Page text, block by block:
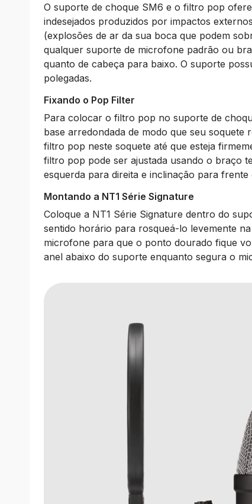
O suporte de choque SM6 e o filtro pop
indesejados produzidos por impactos
(explosões de ar da sua boca que podem
qualquer suporte de microfone padrão ou
quanto de cabeça para baixo. O suporte
polegadas.
Fixando o Pop Filter
Para colocar o filtro pop no suporte de
base arredondada de modo que seu soquete
filtro pop neste soquete até que esteja
filtro pop pode ser ajustada usando o braço
esquerda para direita e inclinação para frente
Montando a NT1 Série Signature
Coloque a NT1 Série Signature dentro do
sentido horário para rosqueá-lo levemente
microfone para que o ponto dourado fique
anel abaixo do suporte enquanto segura o